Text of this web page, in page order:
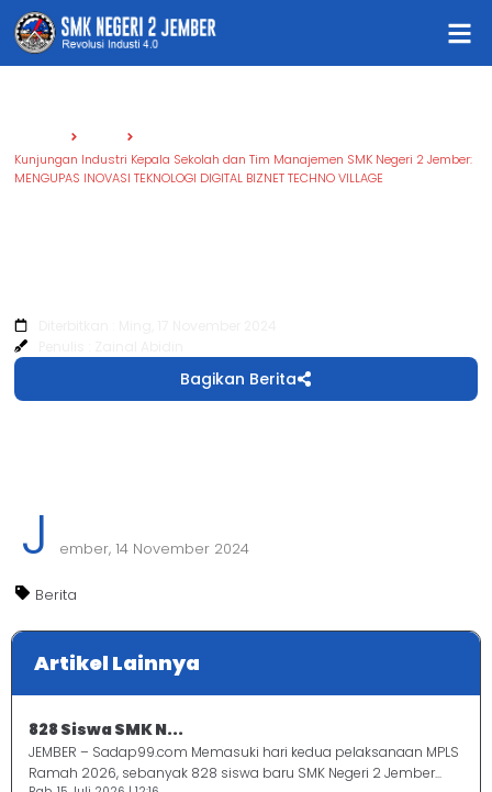
Kunjungan Industri Kepala Sekolah dan Tim Manajemen SMK Negeri 2 Jember:
MENGUPAS INOVASI TEKNOLOGI DIGITAL BIZNET TECHNO VILLAGE
Bagikan Berita
J ember, 14 November 2024
Berita
Artikel Lainnya
828 Siswa SMK N...
JEMBER – Sadap99.com Memasuki hari kedua pelaksanaan MPLS
Ramah 2026, sebanyak 828 siswa baru SMK Negeri 2 Jember...